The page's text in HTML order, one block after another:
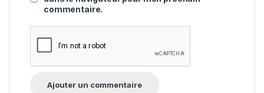
commentaire.